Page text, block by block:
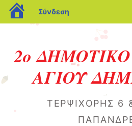
blogs.sch.gr
Σύνδεση
2ο
ΑΓΙΟΥ
ΤΕΡΨΙΧΌΡΗΣ 6